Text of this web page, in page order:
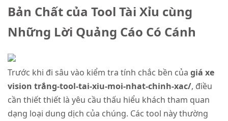
Bản Chất của Tool Tài Xỉu cùng
Những Lời Quảng Cáo Có Cánh
Trước khi đi sâu vào kiểm tra tính chắc bền của giá xe
vision trắng-tool-tai-xiu-moi-nhat-chinh-xac/, điều
cần thiết thiết là yêu cầu thấu hiểu khách tham quan
dạng loại dung dịch của chúng. Các tool này thường